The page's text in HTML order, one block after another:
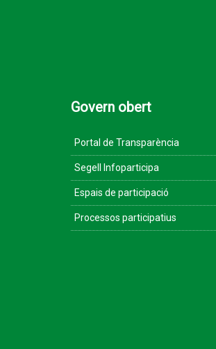
Govern obert
Portal de Transparència
Segell Infoparticipa
Espais de participació
Processos participatius